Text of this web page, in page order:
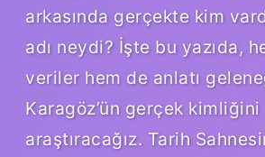
arkasında gerçekte kim
adı neydi? İşte bu yazıda,
veriler hem de anlatı
Karagöz’ün gerçek kimliğini
araştıracağız. Tarih